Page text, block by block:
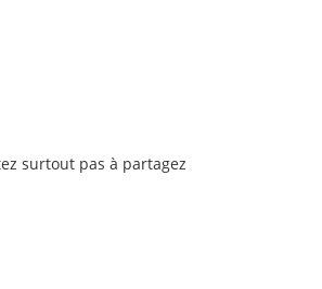
surtout pas à partagez